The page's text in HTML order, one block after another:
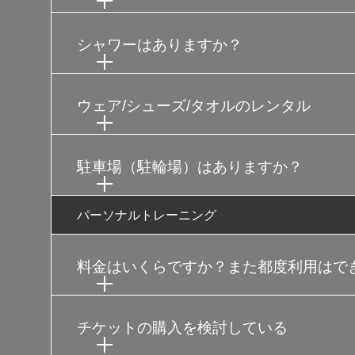
シャワーはありますか？
ウェア/シューズ/タオルのレンタル
駐車場（駐輪場）はありますか？
パーソナルトレーニング
料金はいくらですか？また都度利用はで
チケットの購入を検討している